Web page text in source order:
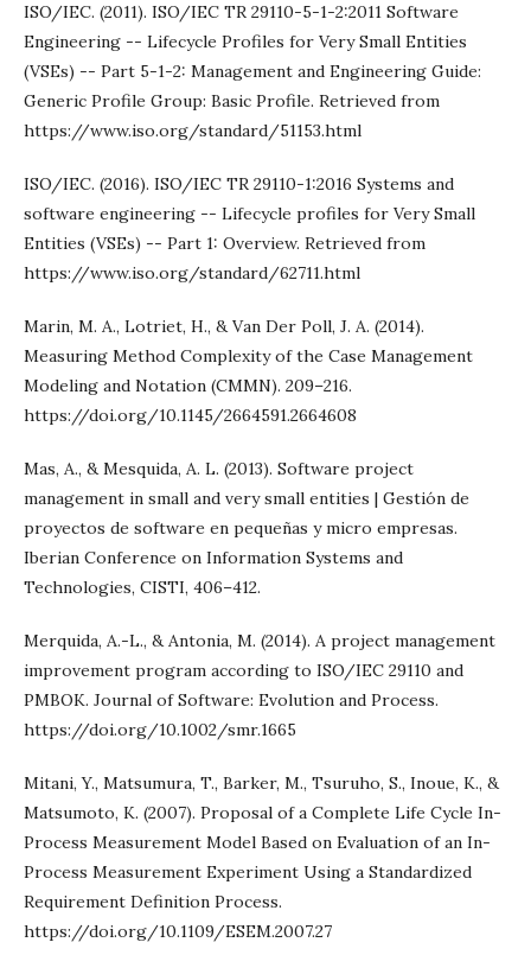
ISO/IEC. (2011). ISO/IEC TR 29110-5-1-2:2011 Software
Engineering -- Lifecycle Profiles for Very Small Entities
(VSEs) -- Part 5-1-2: Management and Engineering Guide:
Generic Profile Group: Basic Profile. Retrieved from
https://www.iso.org/standard/51153.html
ISO/IEC. (2016). ISO/IEC TR 29110-1:2016 Systems and
software engineering -- Lifecycle profiles for Very Small
Entities (VSEs) -- Part 1: Overview. Retrieved from
https://www.iso.org/standard/62711.html
Marin, M. A., Lotriet, H., & Van Der Poll, J. A. (2014).
Measuring Method Complexity of the Case Management
Modeling and Notation (CMMN). 209–216.
https://doi.org/10.1145/2664591.2664608
Mas, A., & Mesquida, A. L. (2013). Software project
management in small and very small entities | Gestión de
proyectos de software en pequeñas y micro empresas.
Iberian Conference on Information Systems and
Technologies, CISTI, 406–412.
Merquida, A.-L., & Antonia, M. (2014). A project management
improvement program according to ISO/IEC 29110 and
PMBOK. Journal of Software: Evolution and Process.
https://doi.org/10.1002/smr.1665
Mitani, Y., Matsumura, T., Barker, M., Tsuruho, S., Inoue, K., &
Matsumoto, K. (2007). Proposal of a Complete Life Cycle In-
Process Measurement Model Based on Evaluation of an In-
Process Measurement Experiment Using a Standardized
Requirement Definition Process.
https://doi.org/10.1109/ESEM.2007.27